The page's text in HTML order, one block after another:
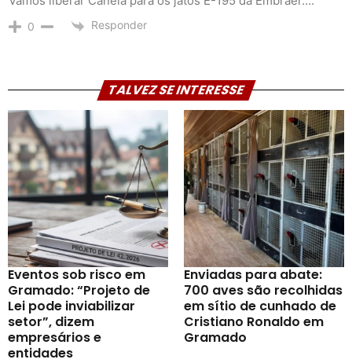
0 Responder
TALVEZ SE INTERESSE
Eventos sob risco em
Gramado: “Projeto de
Lei pode inviabilizar
setor”, dizem
empresários e
entidades
Enviadas para abate:
700 aves são recolhidas
em sítio de cunhado de
Cristiano Ronaldo em
Gramado